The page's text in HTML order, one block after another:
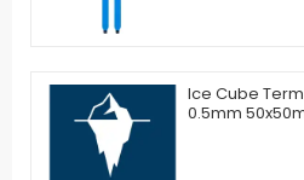
Ice Cube
0.5mm